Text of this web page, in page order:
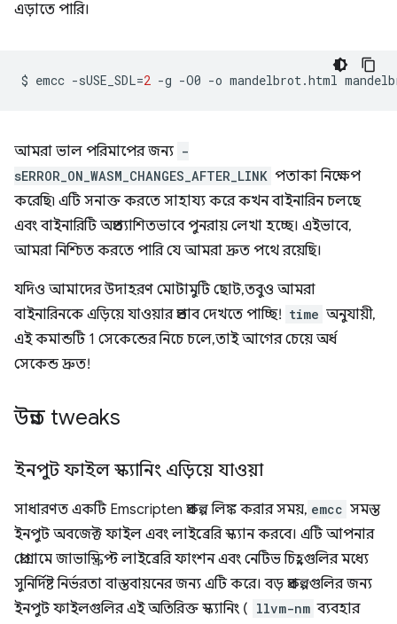
এড়াতে পারি।
$ emcc -sUSE_SDL=2 -g -O0 -o mandelbrot.html
আমরা ভাল পরিমাপের জন্য -
sERROR_ON_WASM_CHANGES_AFTER_LINK পতাকা নিক্ষেপ
করেছি৷ এটি সনাক্ত করতে সাহায্য করে কখন বাইনারিন চলছে
এবং বাইনারিটি অপ্রত্যাশিতভাবে পুনরায় লেখা হচ্ছে। এইভাবে,
আমরা নিশ্চিত করতে পারি যে আমরা দ্রুত পথে রয়েছি।
যদিও আমাদের উদাহরণ মোটামুটি ছোট, তবুও আমরা
বাইনারিনকে এড়িয়ে যাওয়ার প্রভাব দেখতে পাচ্ছি! time অনুযায়ী,
এই কমান্ডটি 1 সেকেন্ডের নিচে চলে, তাই আগের চেয়ে অর্ধ
সেকেন্ড দ্রুত!
উন্নত tweaks
ইনপুট ফাইল স্ক্যানিং এড়িয়ে যাওয়া
সাধারণত একটি Emscripten প্রকল্প লিঙ্ক করার সময়, emcc সমস্ত
ইনপুট অবজেক্ট ফাইল এবং লাইব্রেরি স্ক্যান করবে। এটি আপনার
প্রোগ্রামে জাভাস্ক্রিপ্ট লাইব্রেরি ফাংশন এবং নেটিভ চিহ্নগুলির মধ্যে
সুনির্দিষ্ট নির্ভরতা বাস্তবায়নের জন্য এটি করে। বড় প্রকল্পগুলির জন্য
ইনপুট ফাইলগুলির এই অতিরিক্ত স্ক্যানিং ( llvm-nm ব্যবহার